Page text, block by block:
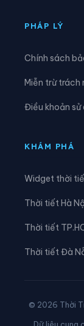
Xã Ia Chim
Xã Măng Đen
PHÁP LÝ
Chính sách
Miễn trừ trách
Điều khoản sử
KHÁM PHÁ
Widget thời
Thời tiết Hà
Thời tiết
Thời tiết Đà
© 2026 Thời